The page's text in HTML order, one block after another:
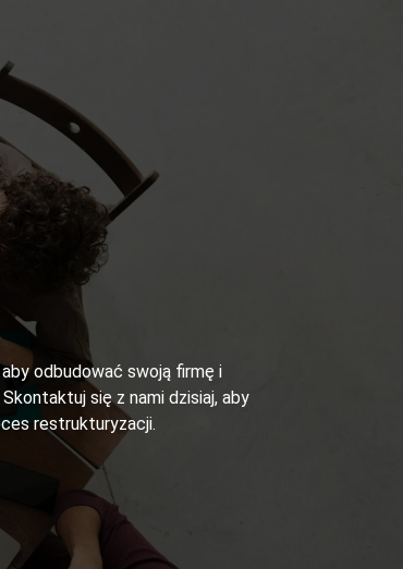
odbudować swoją firmę i
się z nami dzisiaj, aby
restrukturyzacji.